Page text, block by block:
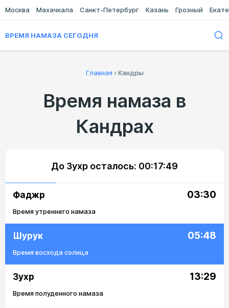
Москва Махачкала Санкт-Петербург Казань Грозный
ВРЕМЯ НАМАЗА СЕГОДНЯ
Главная › Кандры
Время намаза в
Кандрах
До Зухр осталось: 00:17:49
Фаджр 03:30
Время утреннего намаза
Шурук 05:48
Время восхода солнца
Зухр 13:29
Время полуденного намаза